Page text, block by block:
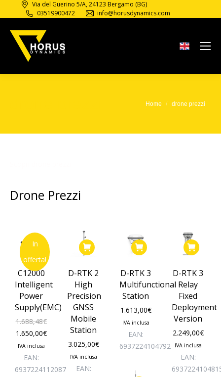
Via del Guerino 5/A, 24123 Bergamo (BG)
03519900472
info@horusdynamics.com
Tu sei qui:
Home drone prezzi
Drone Prezzi
In
offerta!
C12000
Intelligent
Power
Supply(EMC)
1.688,48€
Il
prezzo
originale
era:
1.650,00€Il
è:
IVA inclusa
EAN:
6937224112087
D-RTK 2
High
Precision
GNSS
Mobile
Station
3.025,00€
IVA inclusa
EAN:
D-RTK 3
Multifunctional
Station
1.613,00€
IVA inclusa
EAN:
6937224104792
D-RTK 3
Relay
Fixed
Deployment
Version
2.249,00€
IVA inclusa
EAN: